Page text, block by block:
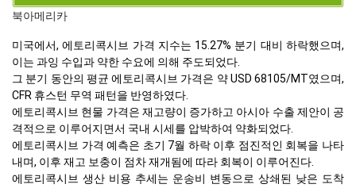
북아메리카
미국에서, 에토리콕시브 가격 지수는 15.27% 분기 대비 하락했으며,
이는 과잉 수입과 약한 수요에 의해 주도되었다.
그 분기 동안의 평균 에토리콕시브 가격은 약 USD 68105/MT였으며,
CFR 휴스턴 무역 패턴을 반영하였다.
에토리콕시브 현물 가격은 재고량이 증가하고 아시아 수출 제안이 공
격적으로 이루어지면서 국내 시세를 압박하여 약화되었다.
에토리콕시브 가격 예측은 초기 7월 하락 이후 점진적인 회복을 나타
내며, 이후 재고 보충이 점차 재개됨에 따라 회복이 이루어진다.
에토리콕시브 생산 비용 추세는 운송비 변동으로 상쇄된 낮은 도착